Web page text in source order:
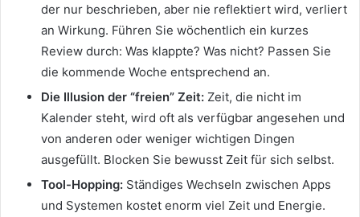
der nur beschrieben, aber nie reflektiert wird, verliert
an Wirkung. Führen Sie wöchentlich ein kurzes
Review durch: Was klappte? Was nicht? Passen Sie
die kommende Woche entsprechend an.
Die Illusion der “freien” Zeit: Zeit, die nicht im
Kalender steht, wird oft als verfügbar angesehen und
von anderen oder weniger wichtigen Dingen
ausgefüllt. Blocken Sie bewusst Zeit für sich selbst.
Tool-Hopping: Ständiges Wechseln zwischen Apps
und Systemen kostet enorm viel Zeit und Energie.